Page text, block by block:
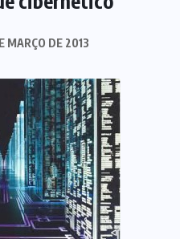
MARÇO DE 2013